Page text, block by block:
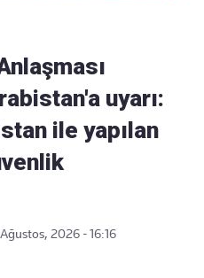
uyarı:
ile yapılan
2026 - 16:16